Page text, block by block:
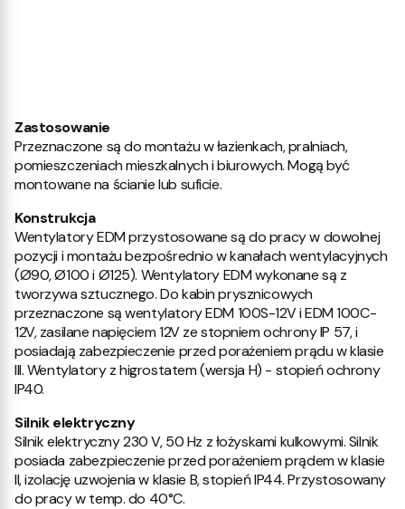
Zastosowanie
Przeznaczone są do montażu w łazienkach, pralniach,
pomieszczeniach mieszkalnych i biurowych. Mogą być
montowane na ścianie lub suficie.
Konstrukcja
Wentylatory EDM przystosowane są do pracy w dowolnej
pozycji i montażu bezpośrednio w kanałach wentylacyjnych
(Ø90, Ø100 i Ø125). Wentylatory EDM wykonane są z
tworzywa sztucznego. Do kabin prysznicowych
przeznaczone są wentylatory EDM 100S-12V i EDM 100C-
12V, zasilane napięciem 12V ze stopniem ochrony IP 57, i
posiadają zabezpieczenie przed porażeniem prądu w klasie
III. Wentylatory z higrostatem (wersja H) - stopień ochrony
IP40.
Silnik elektryczny
Silnik elektryczny 230 V, 50 Hz z łożyskami kulkowymi. Silnik
posiada zabezpieczenie przed porażeniem prądem w klasie
II, izolację uzwojenia w klasie B, stopień IP44. Przystosowany
do pracy w temp. do 40°C.